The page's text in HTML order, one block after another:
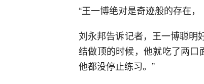
“王一博绝对是奇迹般的存在
刘永邦告诉记者，王一博聪明
结做顶的时候，他就吃了两口
他都没停止练习。”